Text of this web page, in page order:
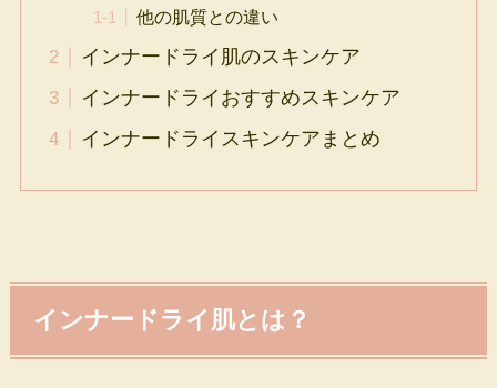
他の肌質との違い
インナードライ肌のスキンケア
インナードライおすすめスキンケア
インナードライスキンケアまとめ
インナードライ肌とは？